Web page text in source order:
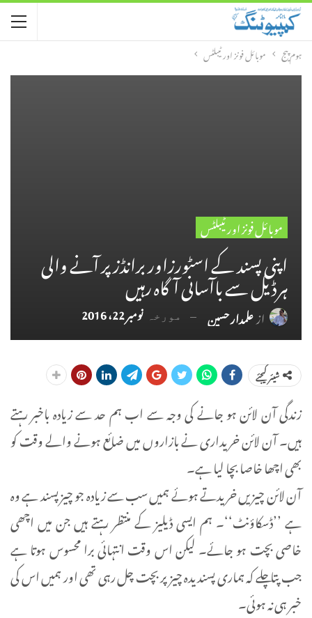
ہوم پیج موبائل فونز اور ٹیبلٹس
موبائل فونز اور ٹیبلٹس
اپنی پسند کے اسٹورزاور برانڈز پر آنے والی
ہرڈیل سے باآسانی آگاہ رہیں
ازعلمدار حسین مورخہ نومبر 22، 2016
شیئر کیجئے
زندگی آن لائن ہو جانے کی وجہ سے اب ہم حد سے زیادہ باخبر رہتے
ہیں۔ آن لائن خریداری نے بازاروں میں ضائع ہونے والے وقت کو
بھی اچھا خاصا بچا لیا ہے۔
آن لائن چیزیں خریدتے ہوئے ہمیں سب سے زیادہ جو چیز پسند ہے وہ
ہے ’’ڈسکاؤنٹ‘‘۔ ہم ایسی ڈیلیز کے منتظر رہتے ہیں جن میں اچھی
خاصی بچت ہو جائے۔ لیکن اس وقت انتہائی برا محسوس ہوتا ہے
جب پتا چلے کہ ہماری پسندیدہ چیز پر بچت چل رہی تھی اور ہمیں اس کی
خبر ہی نہ ہوئی۔